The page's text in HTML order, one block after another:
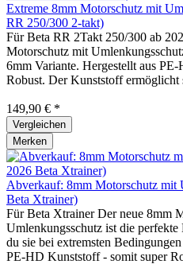
Extreme 8mm Motorschutz mit
RR 250/300 2-takt)
Für Beta RR 2Takt 250/300 ab
Motorschutz mit
6mm Variante. Hergestellt aus
Robust. Der Kunststoff ermöglicht
149,90 € *
Vergleichen
Merken
Abverkauf: 8mm Motorschutz mit
Beta Xtrainer)
Für Beta Xtrainer Der neue 8mm
Umlenkungsschutz ist die
du sie bei extremsten
PE-HD Kunststoff - somit super